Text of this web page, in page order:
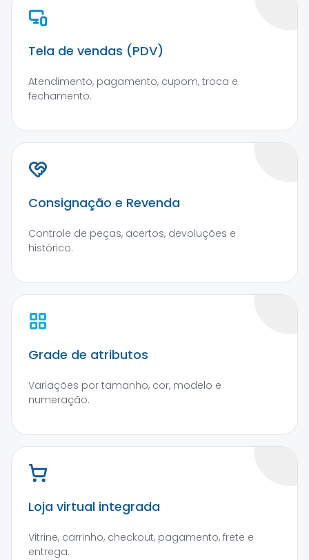
Tela de vendas (PDV)
Atendimento, pagamento, cupom, troca e
fechamento.
Consignação e Revenda
Controle de peças, acertos, devoluções e
histórico.
Grade de atributos
Variações por tamanho, cor, modelo e
numeração.
Loja virtual integrada
Vitrine, carrinho, checkout, pagamento, frete e
entrega.